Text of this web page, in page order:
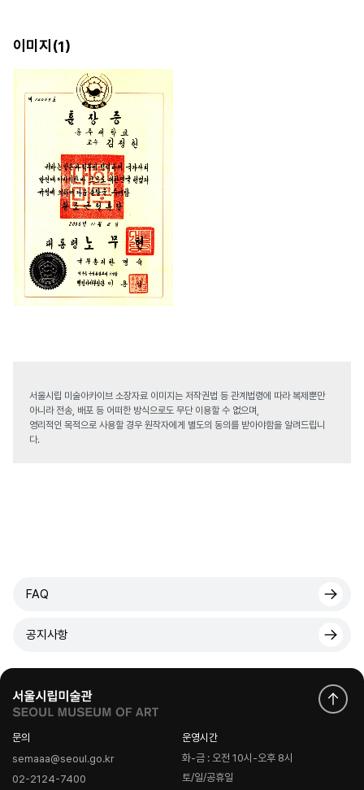
이미지(1)
서울시립 미술아카이브 소장자료 이미지는 저작권법 등 관계법령에 따라 복제뿐만
아니라 전송, 배포 등 어떠한 방식으로도 무단 이용할 수 없으며,
영리적인 목적으로 사용할 경우 원작자에게 별도의 동의를 받아야함을 알려드립니
다.
FAQ
공지사항
문의
semaaa@seoul.go.kr
02-2124-7400
운영시간
화-금 : 오전 10시-오후 8시
토/일/공휴일